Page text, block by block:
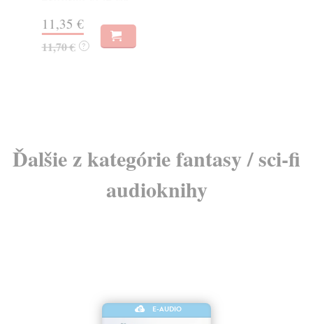
11,35 €
11,70 € ?
Ďalšie z kategórie fantasy / sci-fi
audioknihy
E-AUDIO